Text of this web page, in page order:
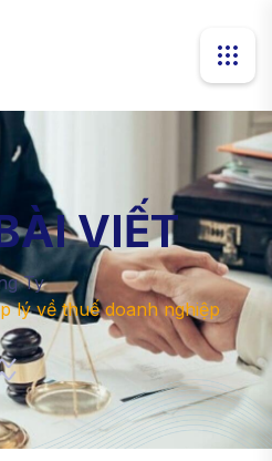
VIẾT
Ty
lý về thuế doanh nghiệp